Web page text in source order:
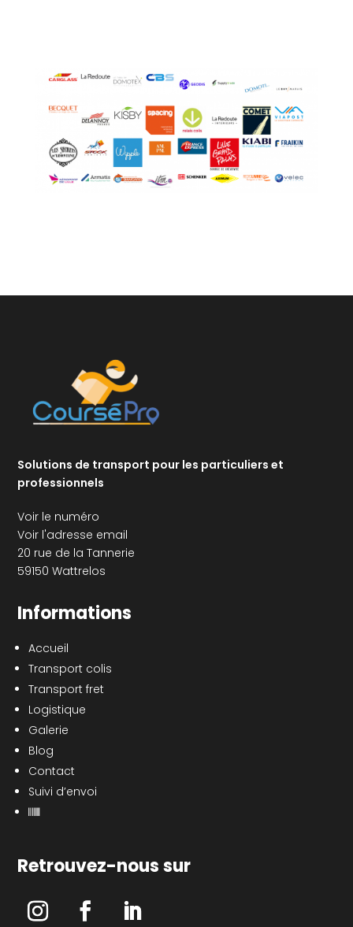
Solutions de transport pour les particuliers et
professionnels
Voir le numéro
Voir l'adresse email
20 rue de la Tannerie
59150 Wattrelos
Informations
Accueil
Transport colis
Transport fret
Logistique
Galerie
Blog
Contact
Suivi d’envoi
Retrouvez-nous sur